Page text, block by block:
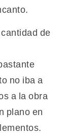
de
no iba a
a la obra
plano en